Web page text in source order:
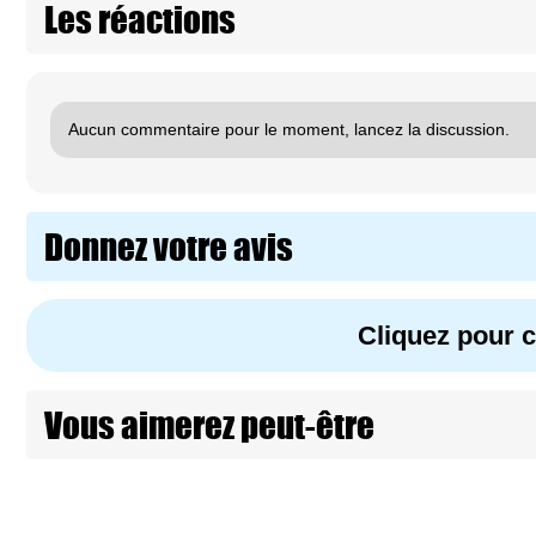
Les réactions
Aucun commentaire pour le moment, lancez la discussion.
Donnez votre avis
Cliquez pour
Vous aimerez peut-être